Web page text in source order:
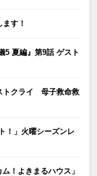
す！
5 夏編』第9話 ゲスト
トクライ 母子救命救
！」火曜シーズンレ
！よきまるハウス」